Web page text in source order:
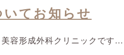
てお知らせ
容形成外科クリニックです…